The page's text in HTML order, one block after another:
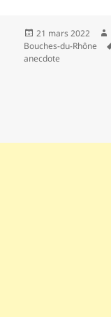
Publié
le
21 mars 2022
Bouches-du-Rhône
anecdote